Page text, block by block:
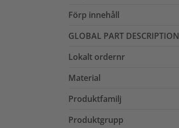
Förp innehåll
GLOBAL PART DESCRIPTION
Lokalt ordernr
Material
Produktfamilj
Produktgrupp